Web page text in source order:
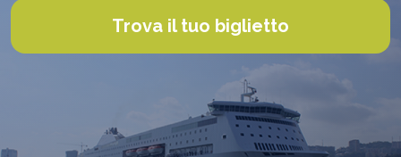
Trova il tuo biglietto